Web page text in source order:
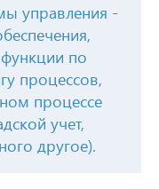
управления -
по
процессов,
процессе
учет,
другое).